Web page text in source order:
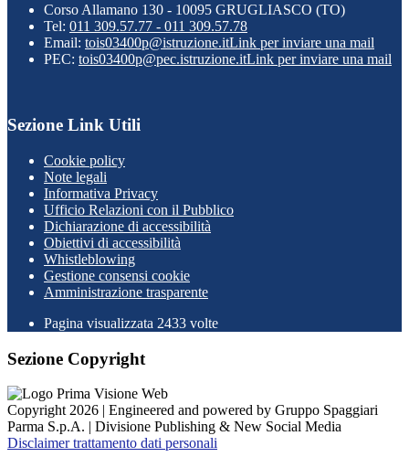
Corso Allamano 130 - 10095 GRUGLIASCO (TO)
Tel: 011 309.57.77 - 011 309.57.78
Email: tois03400p@istruzione.itLink per inviare una mail
PEC: tois03400p@pec.istruzione.itLink per inviare una mail
Sezione Link Utili
Cookie policy
Note legali
Informativa Privacy
Ufficio Relazioni con il Pubblico
Dichiarazione di accessibilità
Obiettivi di accessibilità
Whistleblowing
Gestione consensi cookie
Amministrazione trasparente
Pagina visualizzata 2433 volte
Sezione Copyright
Copyright 2026 | Engineered and powered by Gruppo Spaggiari
Parma S.p.A. | Divisione Publishing & New Social Media
Disclaimer trattamento dati personali